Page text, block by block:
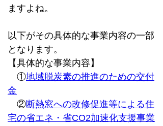
ますよね。
以下がその具体的な事業内容の一部
となります。
【具体的な事業内容】
①地域脱炭素の推進のための交付
金
②断熱窓への改修促進等による住
宅の省エネ・省CO2加速化支援事業